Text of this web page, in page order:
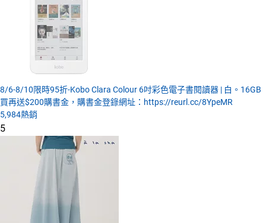
8/6-8/10限時95折-Kobo Clara Colour 6吋彩色電子書閱讀器 | 白。16GB
買再送$200購書金，購書金登錄網址：https://reurl.cc/8YpeMR
5,984熱銷
5